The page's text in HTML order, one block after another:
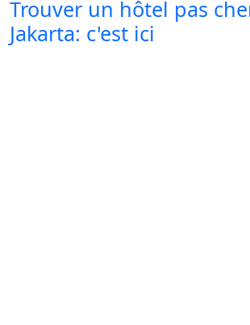
Trouver un hôtel pas
Jakarta: c'est ici